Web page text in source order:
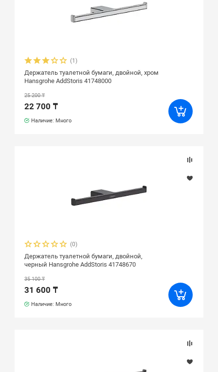
(1)
Держатель туалетной бумаги, двойной, хром
Hansgrohe AddStoris 41748000
25 200 ₸
22 700 ₸
Наличие: Много
(0)
Держатель туалетной бумаги, двойной,
черный Hansgrohe AddStoris 41748670
35 100 ₸
31 600 ₸
Наличие: Много